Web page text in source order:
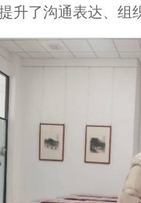
升了沟通表达、组